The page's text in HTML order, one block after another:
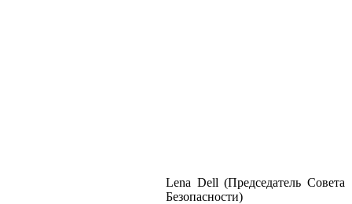
Lena Dell (Председатель Совета
Безопасности)